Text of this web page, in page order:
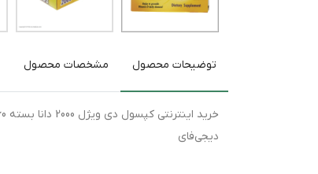
توضیحات محصول مشخصات محصول
دیجی‌فای